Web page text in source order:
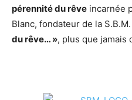
pérennité du rêve incarnée
Blanc, fondateur de la S.B.M.
du rêve… », plus que jamais